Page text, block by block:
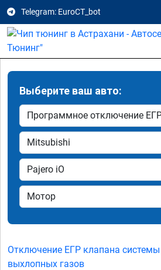
Telegram: EuroCT_bot
Выберите ваш авто:
Отключение ЕГР клапана
выхлопных газов